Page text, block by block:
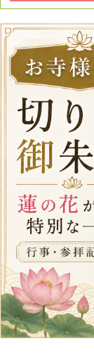
抜け出せるので